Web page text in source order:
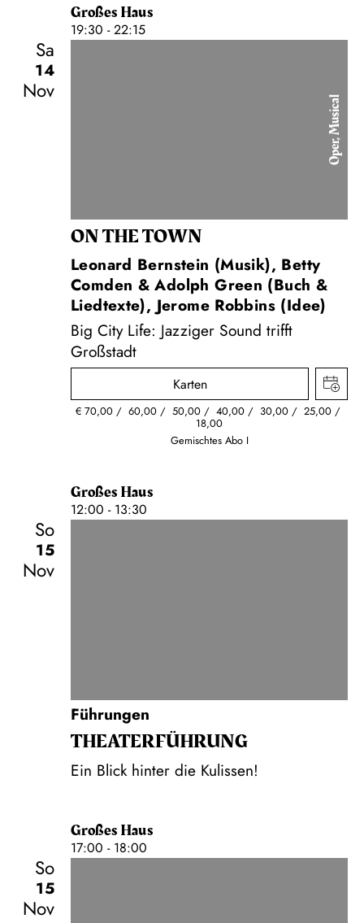
Großes Haus
19:30 - 22:15
Sa
14
Nov
Oper, Musical
ON THE TOWN
Leonard Bernstein (Musik), Betty
Comden & Adolph Green (Buch &
Liedtexte), Jerome Robbins (Idee)
Big City Life: Jazziger Sound trifft
Großstadt
Karten
€ 70,00 60,00 50,00 40,00 30,00 25,00
18,00
Gemischtes Abo I
Großes Haus
12:00 - 13:30
So
15
Nov
Führungen
THEATER­FÜHR­UNG
Ein Blick hinter die Kulissen!
Großes Haus
17:00 - 18:00
So
15
Nov